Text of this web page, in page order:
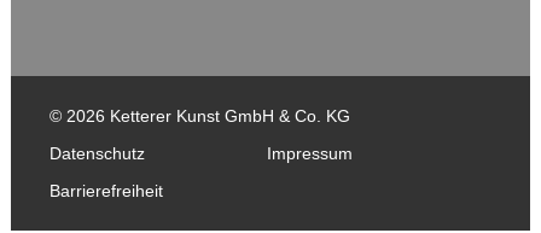
© 2026 Ketterer Kunst GmbH & Co. KG
Datenschutz
Impressum
Barrierefreiheit